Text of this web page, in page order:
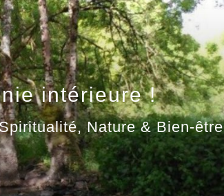
intérieure !
Nature & Bien-être